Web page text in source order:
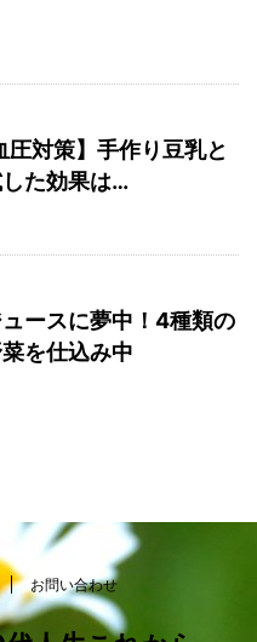
圧対策】手作り豆乳と
た効果は…
ースに夢中！4種類の
を仕込み中
お問い合わせ